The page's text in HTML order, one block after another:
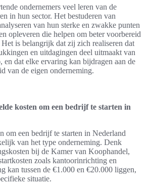
ondernemers veel leren van de
in hun sector. Het bestuderen van
van hun sterke en zwakke punten
opleveren die helpen om beter voorbereid
is belangrijk dat zij zich realiseren dat
en uitdagingen deel uitmaakt van
en dat elke ervaring kan bijdragen aan de
van de eigen onderneming.
kosten om een bedrijf te starten in
om een bedrijf te starten in Nederland
van het type onderneming. Denk
bij de Kamer van Koophandel,
zoals kantoorinrichting en
kan tussen de €1.000 en €20.000 liggen,
situatie.